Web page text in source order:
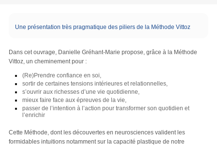
Une présentation très pragmatique des piliers de la Méthode Vittoz
Dans cet ouvrage, Danielle Gréhant-Marie propose, grâce à la Méthode
Vittoz, un cheminement pour :
(Re)Prendre confiance en soi,
sortir de certaines tensions intérieures et relationnelles,
s’ouvrir aux richesses d’une vie quotidienne,
mieux faire face aux épreuves de la vie,
passer de l’intention à l’action pour transformer son quotidien et
l’enrichir
Cette Méthode, dont les découvertes en neurosciences valident les
formidables intuitions notamment sur la capacité plastique de notre